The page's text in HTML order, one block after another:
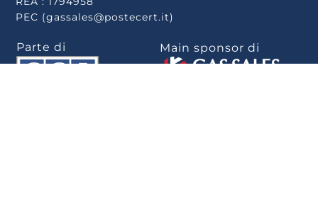
PEC (gassales@postecert.it)
Parte di Main sponsor di